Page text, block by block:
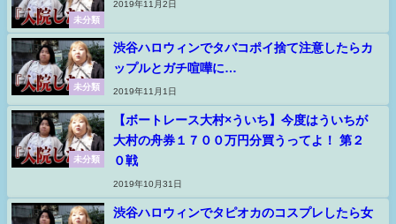
未分類
2019年11月2日
未分類
渋谷ハロウィンでタバコポイ捨て注意したらカ
ップルとガチ喧嘩に…
2019年11月1日
未分類
【ボートレース大村×ういち】今度はういちが
大村の舟券１７００万円分買うってよ！ 第２
０戦
2019年10月31日
渋谷ハロウィンでタピオカのコスプレしたら女